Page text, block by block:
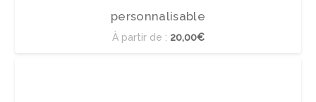
personnalisable
À partir de : 20,00€